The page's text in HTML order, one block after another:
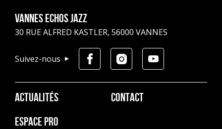
Vannes Echos Jazz
30 RUE ALFRED KASTLER, 56000 VANNES
Suivez-nous
Pied
de
ACTUALITÉS CONTACT
ESPACE PRO